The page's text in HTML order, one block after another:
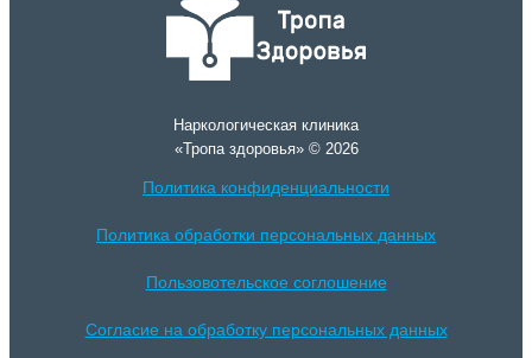
Наркологическая клиника
«Тропа здоровья» © 2026
Политика конфиденциальности
Политика обработки персональных данных
Пользовотельское соглошение
Согласие на обработку персональных данных